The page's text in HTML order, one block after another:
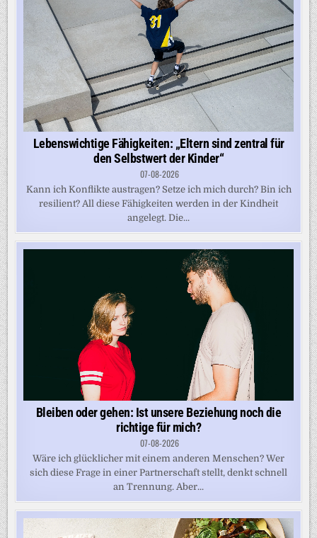
Lebenswichtige Fähigkeiten: „Eltern sind zentral für
den Selbstwert der Kinder“
07-08-2026
Kann ich Konflikte austragen? Setze ich mich durch? Bin ich
resilient? All diese Fähigkeiten werden in der Kindheit
angelegt. Die...
Bleiben oder gehen: Ist unsere Beziehung noch die
richtige für mich?
07-08-2026
Wäre ich glücklicher mit einem anderen Menschen? Wer
sich diese Frage in einer Partnerschaft stellt, denkt schnell
an Trennung. Aber...